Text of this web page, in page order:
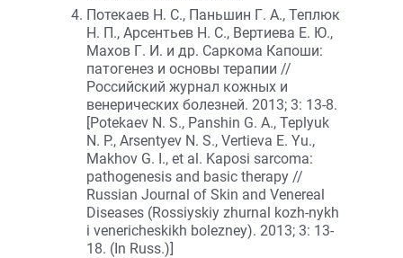
Потекаев Н. С., Паньшин Г. А., Теплюк
Н. П., Арсентьев Н. С., Вертиева Е. Ю.,
Махов Г. И. и др. Саркома Капоши:
патогенез и основы терапии //
Российский журнал кожных и
венерических болезней. 2013; 3: 13-8.
[Potekaev N. S., Panshin G. A., Teplyuk
N. P., Arsentyev N. S., Vertieva E. Yu.,
Makhov G. I., et al. Kaposi sarcoma:
pathogenesis and basic therapy //
Russian Journal of Skin and Venereal
Diseases (Rossiyskiy zhurnal kozh-nykh
i venericheskikh bolezney). 2013; 3: 13-
18. (In Russ.)]